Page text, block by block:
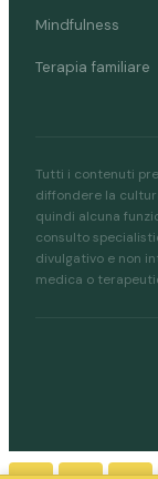
Mindfulness
Terapia familiare
Tutti i contenuti
diffondere la
quindi alcuna
consulto
divulgativo e non
medica o